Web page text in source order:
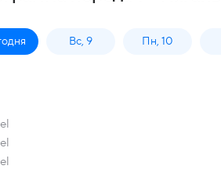
Вс, 9 Пн, 10